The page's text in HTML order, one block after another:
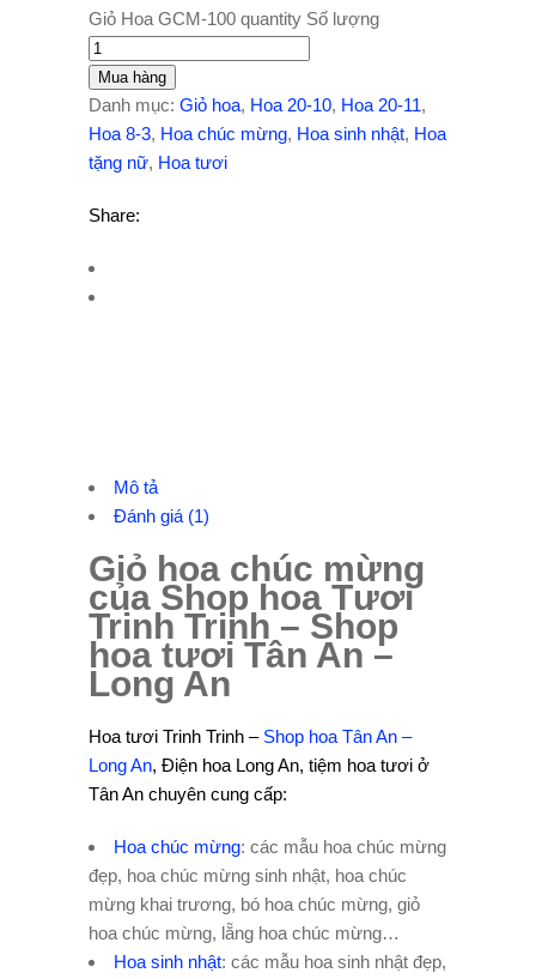
Giỏ Hoa GCM-100 quantity Số lượng
Mua hàng
Danh mục: Giỏ hoa, Hoa 20-10, Hoa 20-11,
Hoa 8-3, Hoa chúc mừng, Hoa sinh nhật, Hoa
tặng nữ, Hoa tươi
Share:
Mô tả
Đánh giá (1)
Giỏ hoa chúc mừng
của Shop hoa Tươi
Trinh Trinh – Shop
hoa tươi Tân An –
Long An
Hoa tươi Trinh Trinh – Shop hoa Tân An –
Long An, Điện hoa Long An, tiệm hoa tươi ở
Tân An chuyên cung cấp:
Hoa chúc mừng: các mẫu hoa chúc mừng
đẹp, hoa chúc mừng sinh nhật, hoa chúc
mừng khai trương, bó hoa chúc mừng, giỏ
hoa chúc mừng, lẵng hoa chúc mừng…
Hoa sinh nhật: các mẫu hoa sinh nhật đẹp,